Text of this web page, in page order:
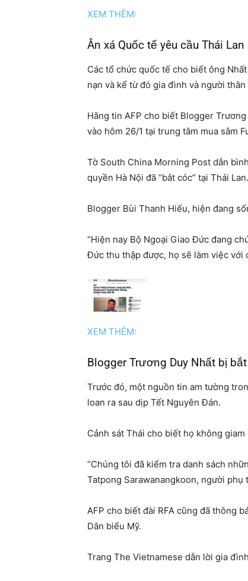
XEM THÊM:
Ân xá Quốc tế yêu cầu Thái
Các tổ chức quốc tế cho biết ông
nạn và kể từ đó gia đình và người
Hãng tin AFP cho biết Blogger
vào hôm 26/1 tại trung tâm mua sắm
Tờ South China Morning Post dẫn
quyền Hà Nội đã “bắt cóc” tại Thái Lan.
Blogger Bùi Thanh Hiếu, hiện đang
“Hiện nay Bộ Ngoại Giao Đức đang
Đức thu thập được, họ sẽ làm việc với
XEM THÊM:
Blogger Trương Duy Nhất bị
​Trước đó, một nguồn tin am tường
loan ra sau dịp Tết Nguyên Đán.
Cảnh sát Thái cho biết họ không
“Chúng tôi đã kiểm tra danh sách
Tatpong Sarawanangkoon, người phụ
AFP cho biết đài RFA cũng đã thông
Dân biểu Mỹ.
Trang The Vietnamese dẫn lời gia